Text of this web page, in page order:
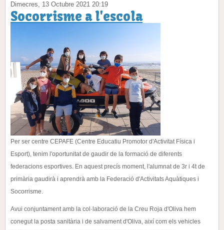
Dimecres, 13 Octubre 2021 20:19
Socorrisme a l'escola
Per ser centre CEPAFE (Centre Educatiu Promotor d'Activitat Física i
Esport), tenim l'oportunitat de gaudir de la formació de diferents
federacions esportives. En aquest precís moment, l'alumnat de 3r i 4t de
primària gaudirà i aprendrà amb la Federació d'Activitats Aquàtiques i
Socorrisme.
Avui conjuntament amb la col·laboració de la Creu Roja d'Oliva hem
conegut la posta sanitària i de salvament d'Oliva, així com els vehicles